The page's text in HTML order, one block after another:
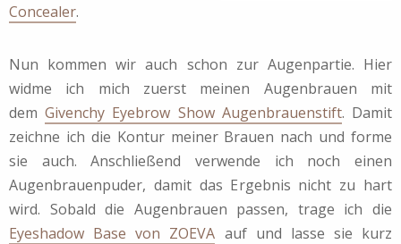
Concealer.
Nun kommen wir auch schon zur Augenpartie. Hier
widme ich mich zuerst meinen Augenbrauen mit
demGivenchy Eyebrow Show Augenbrauenstift. Damit
zeichne ich die Kontur meiner Brauen nach und forme
sie auch. Anschließend verwende ich noch einen
Augenbrauenpuder, damit das Ergebnis nicht zu hart
wird. Sobald die Augenbrauen passen, trage ich die
Eyeshadow Base von ZOEVA auf und lasse sie kurz